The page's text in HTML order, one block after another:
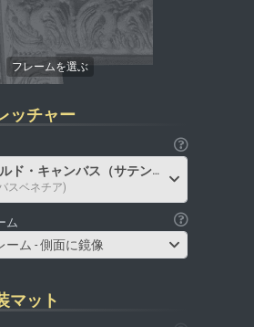
ッチャー
ド・キャンバス（サテン）
スベネチア)
ム
ーム - 側面に鏡像
マット